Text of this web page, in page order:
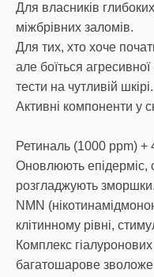
Для власників
міжбрівних заломів.
Для тих, хто хоче
але боїться
тести на чутливій шкірі.
Активні компоненти у
Ретиналь (1000 ppm) +
Оновлюють епідерміс,
розгладжують зморшки.
NMN
клітинному рівні,
Комплекс
багатошарове